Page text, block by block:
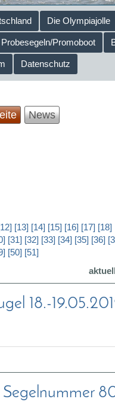
Die Olympiajolle
Probesegeln/Promoboot
Datenschutz
News
[13] [14] [15] [16] [17] [18]
[31] [32] [33] [34] [35] [36]
[50] [51]
18.-
Segelnummer